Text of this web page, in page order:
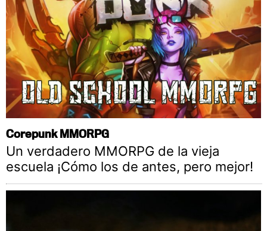
Corepunk MMORPG
Un verdadero MMORPG de la vieja
escuela ¡Cómo los de antes, pero mejor!